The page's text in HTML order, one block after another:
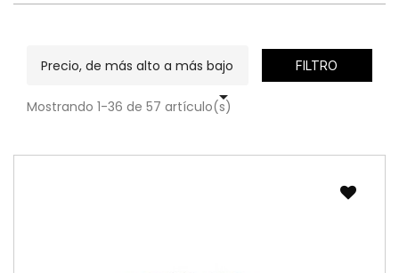
Precio, de más alto a más bajo

FILTRO
Mostrando 1-36 de 57 artículo(s)